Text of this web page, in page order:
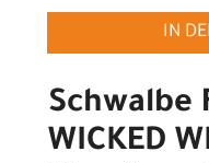
IN
Schwalbe
WICKED